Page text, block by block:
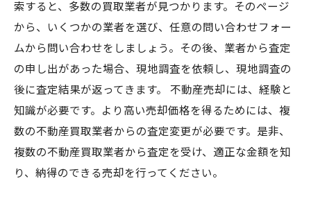
索すると、多数の買取業者が見つかります。そのページ
から、いくつかの業者を選び、任意の問い合わせフォー
ムから問い合わせをしましょう。その後、業者から査定
の申し出があった場合、現地調査を依頼し、現地調査の
後に査定結果が返ってきます。 不動産売却には、経験と
知識が必要です。より高い売却価格を得るためには、複
数の不動産買取業者からの査定変更が必要です。是非、
複数の不動産買取業者から査定を受け、適正な金額を知
り、納得のできる売却を行ってください。